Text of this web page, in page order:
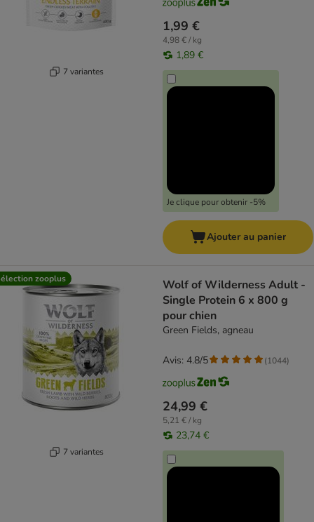
7 variantes
1,99 €
4,98 € / kg
1,89 €
Je clique pour obtenir -5%
Ajouter au panier
zooplus
7 variantes
Wolf of Wilderness Adult -
Single Protein 6 x 800 g
pour chien
Green Fields, agneau
24,99 €
5,21 € / kg
23,74 €
Avis: 4.8/5 (1044)